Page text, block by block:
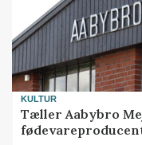
KULTUR
Tæller Aabybro